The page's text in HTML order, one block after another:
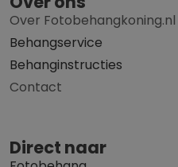
Over Fotobehangkoning.nl
Behangservice
Behanginstructies
Contact
Direct naar